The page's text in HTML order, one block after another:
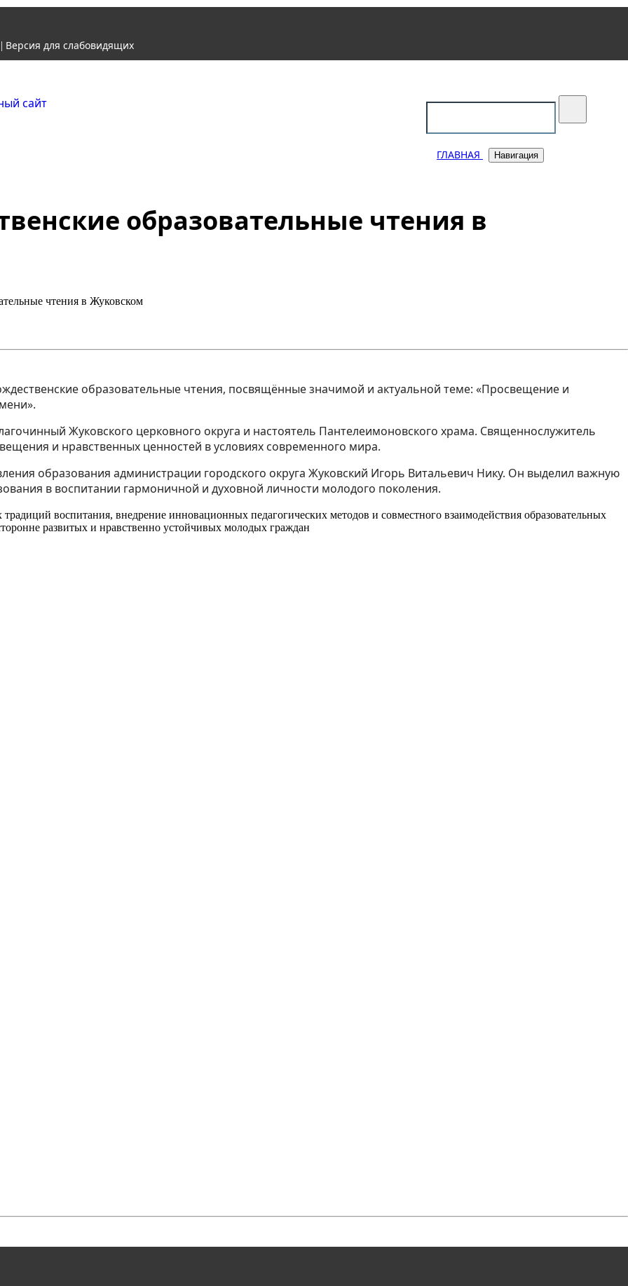
| Версия для слабовидящих
ГЛАВНАЯ Навигация
образовательные чтения в
чтения в Жуковском
образовательные чтения, посвящённые значимой и актуальной теме: «Просвещение и
Жуковского церковного округа и настоятель Пантелеимоновского храма. Священнослужитель
и нравственных ценностей в условиях современного мира.
образования администрации городского округа Жуковский Игорь Витальевич Нику. Он выделил важную
в воспитании гармоничной и духовной личности молодого поколения.
воспитания, внедрение инновационных педагогических методов и совместного взаимодействия образовательных
развитых и нравственно устойчивых молодых граждан